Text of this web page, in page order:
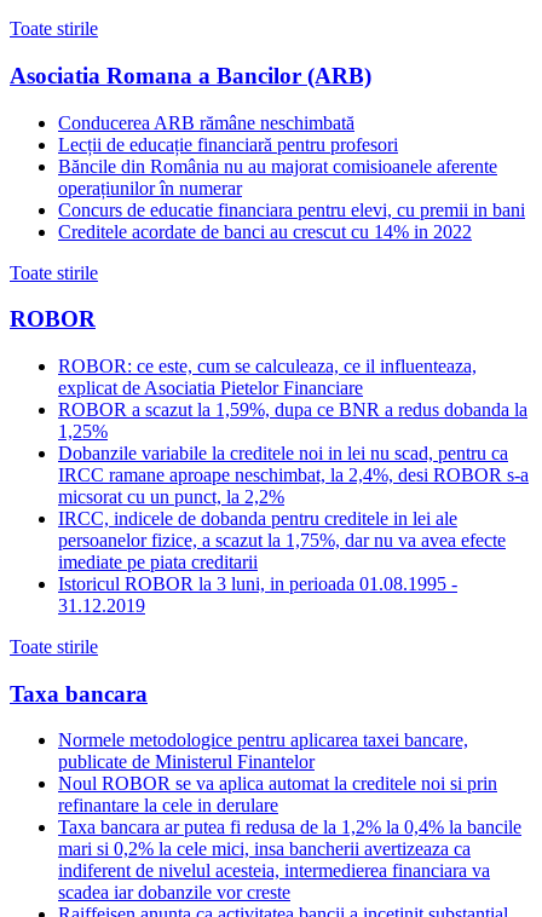
Toate stirile
Asociatia Romana a Bancilor (ARB)
Conducerea ARB rămâne neschimbată
Lecții de educație financiară pentru profesori
Băncile din România nu au majorat comisioanele aferente
operațiunilor în numerar
Concurs de educatie financiara pentru elevi, cu premii in bani
Creditele acordate de banci au crescut cu 14% in 2022
Toate stirile
ROBOR
ROBOR: ce este, cum se calculeaza, ce il influenteaza,
explicat de Asociatia Pietelor Financiare
ROBOR a scazut la 1,59%, dupa ce BNR a redus dobanda la
1,25%
Dobanzile variabile la creditele noi in lei nu scad, pentru ca
IRCC ramane aproape neschimbat, la 2,4%, desi ROBOR s-a
micsorat cu un punct, la 2,2%
IRCC, indicele de dobanda pentru creditele in lei ale
persoanelor fizice, a scazut la 1,75%, dar nu va avea efecte
imediate pe piata creditarii
Istoricul ROBOR la 3 luni, in perioada 01.08.1995 -
31.12.2019
Toate stirile
Taxa bancara
Normele metodologice pentru aplicarea taxei bancare,
publicate de Ministerul Finantelor
Noul ROBOR se va aplica automat la creditele noi si prin
refinantare la cele in derulare
Taxa bancara ar putea fi redusa de la 1,2% la 0,4% la bancile
mari si 0,2% la cele mici, insa bancherii avertizeaza ca
indiferent de nivelul acesteia, intermedierea financiara va
scadea iar dobanzile vor creste